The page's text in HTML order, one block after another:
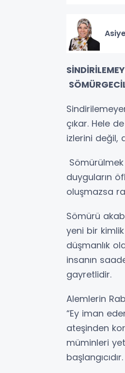
çıkar. Hele
izlerini değil,
duyguların
oluşmazsa
Sömürü
yeni bir
düşmanlık
insanın
gayretlidir.
Alemlerin
“Ey iman
ateşinden
müminleri
başlangıcıdır.